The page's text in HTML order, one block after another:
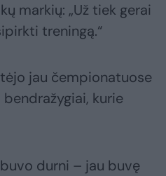
markių: „Už tiek gerai
treningą.“
jau čempionatuose
kurie
durni – jau buvę